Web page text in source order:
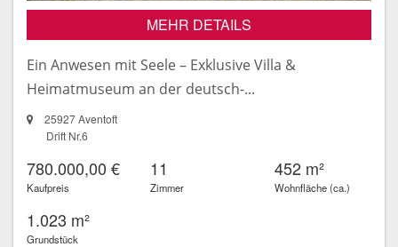
MEHR DETAILS
Ein Anwesen mit Seele – Exklusive Villa &
Heimatmuseum an der deutsch-...
25927 Aventoft
Drift Nr.6
780.000,00 €
Kaufpreis
11
Zimmer
452 m²
Wohnfläche (ca.)
1.023 m²
Grundstück